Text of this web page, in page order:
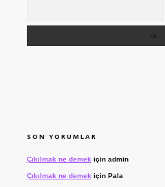
SON YORUMLAR
Çıkılmak ne demek için admin
Çıkılmak ne demek için Pala